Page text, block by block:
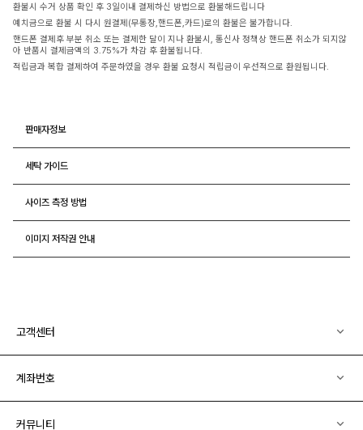
환불시 수거 상품 확인 후 3일이내 결제하신 방법으로 환불해드립니다
예치금으로 환불 시 다시 원결제(무통장,핸드폰,카드)로의 환불은 불가합니다.
핸드폰 결제후 부분 취소 또는 결제한 달이 지나 환불시, 통신사 정책상 핸드폰 취소가 되지않
아 반품시 결제금액의 3.75%가 차감 후 환불됩니다.
적립금과 복합 결제하여 주문하였을 경우 환불 요청시 적립금이 우선적으로 환원됩니다.
판매자정보
세탁 가이드
사이즈 측정 방법
이미지 저작권 안내
고객센터
계좌번호
커뮤니티